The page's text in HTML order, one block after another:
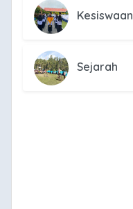
Kesiswaan
Sejarah